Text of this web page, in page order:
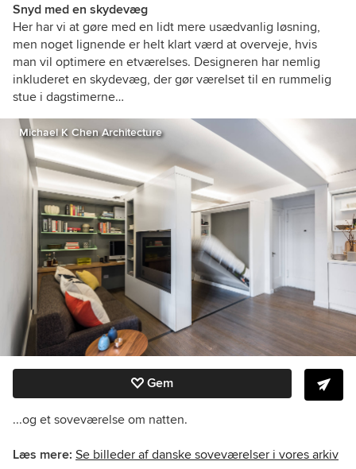
Snyd med en skydevæg
Her har vi at gøre med en lidt mere usædvanlig løsning,
men noget lignende er helt klart værd at overveje, hvis
man vil optimere en etværelses. Designeren har nemlig
inkluderet en skydevæg, der gør værelset til en rummelig
stue i dagstimerne…
Michael K Chen Architecture
Gem
...og et soveværelse om natten.
Læs mere: Se billeder af danske soveværelser i vores arkiv